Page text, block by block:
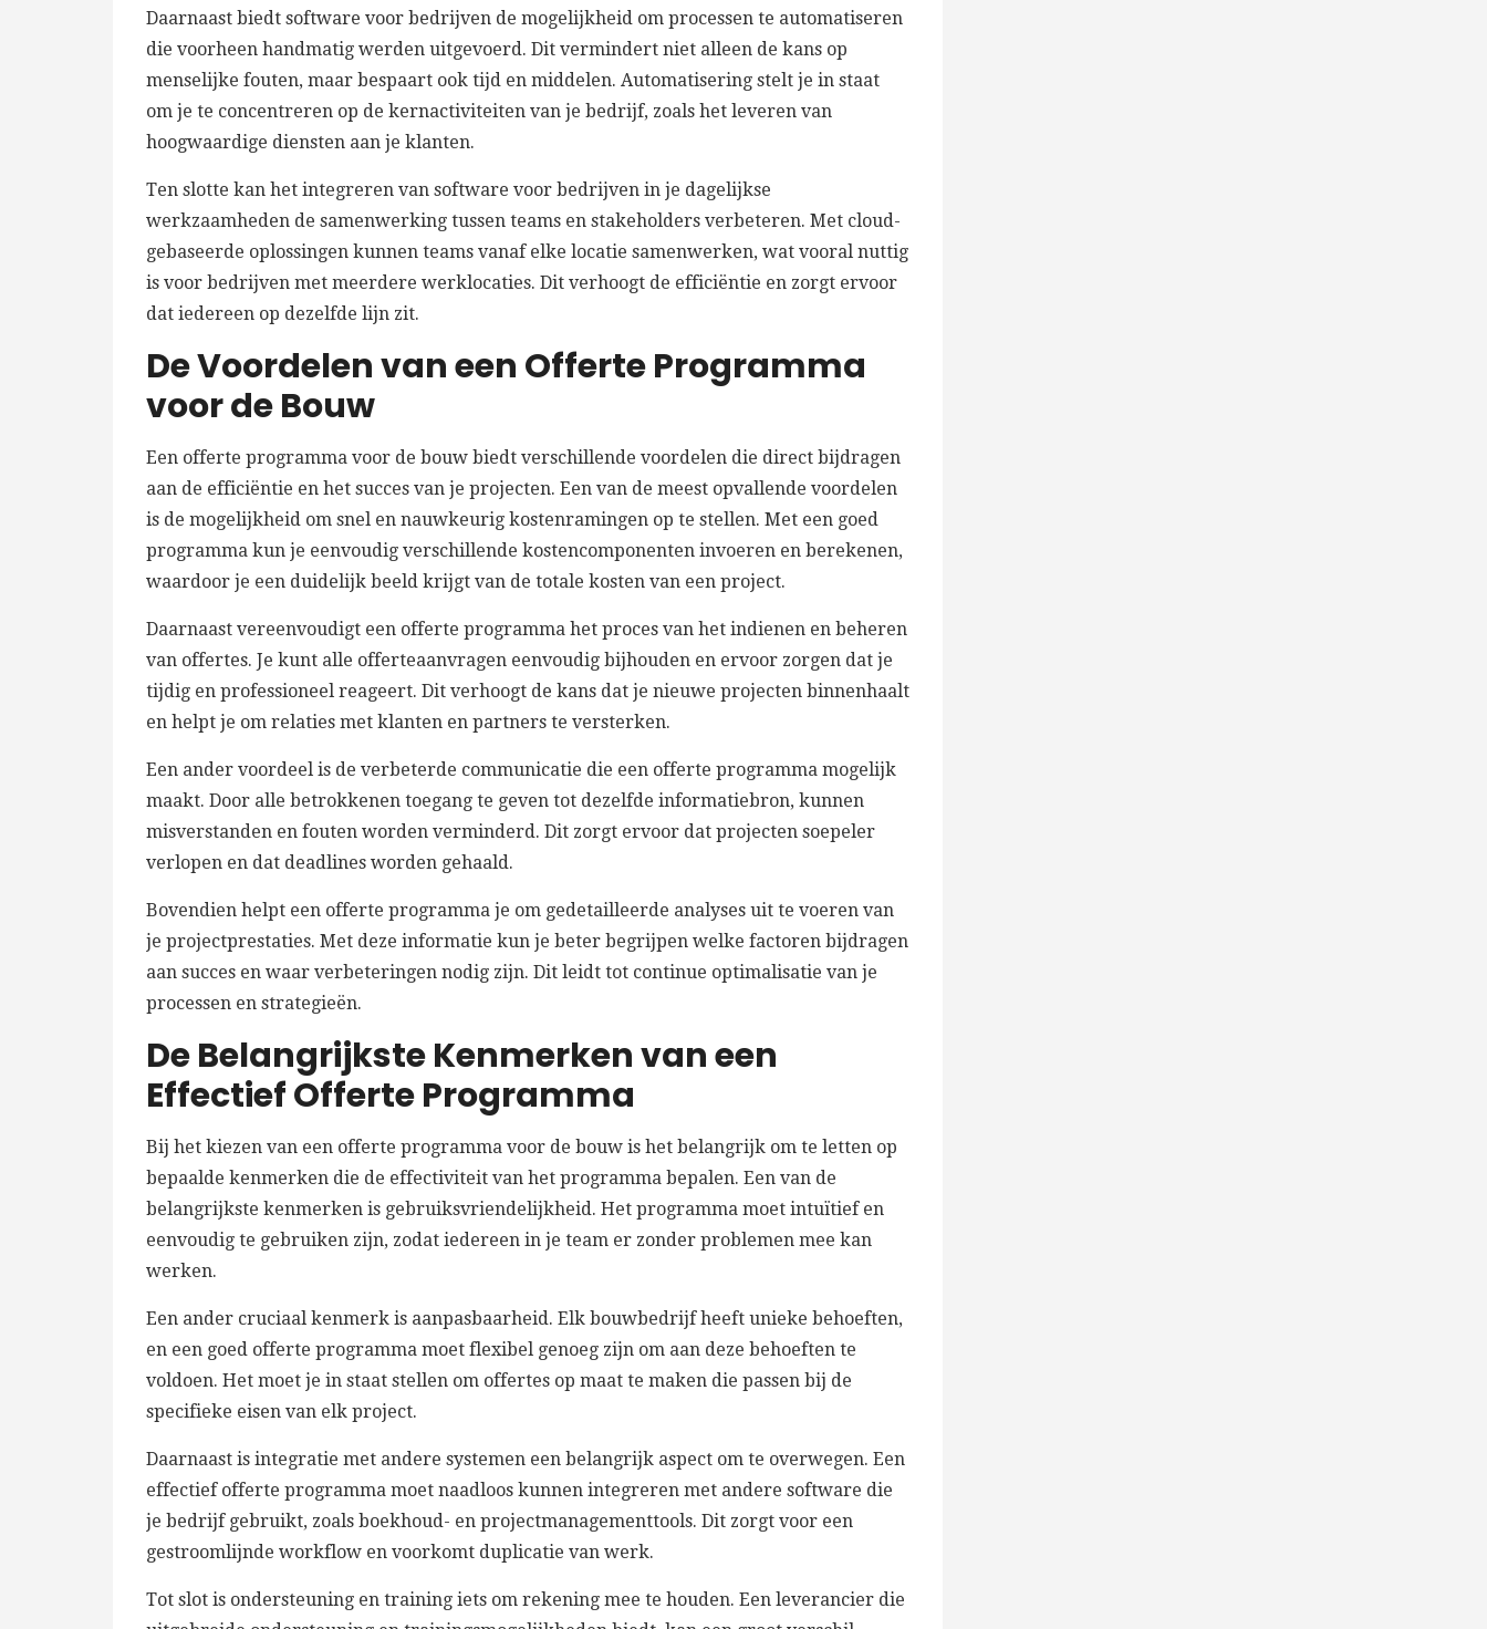
Daarnaast biedt software voor bedrijven de mogelijkheid om processen te automatiseren
die voorheen handmatig werden uitgevoerd. Dit vermindert niet alleen de kans op
menselijke fouten, maar bespaart ook tijd en middelen. Automatisering stelt je in staat
om je te concentreren op de kernactiviteiten van je bedrijf, zoals het leveren van
hoogwaardige diensten aan je klanten.
Ten slotte kan het integreren van software voor bedrijven in je dagelijkse
werkzaamheden de samenwerking tussen teams en stakeholders verbeteren. Met cloud-
gebaseerde oplossingen kunnen teams vanaf elke locatie samenwerken, wat vooral nuttig
is voor bedrijven met meerdere werklocaties. Dit verhoogt de efficiëntie en zorgt ervoor
dat iedereen op dezelfde lijn zit.
De Voordelen van een Offerte Programma
voor de Bouw
Een offerte programma voor de bouw biedt verschillende voordelen die direct bijdragen
aan de efficiëntie en het succes van je projecten. Een van de meest opvallende voordelen
is de mogelijkheid om snel en nauwkeurig kostenramingen op te stellen. Met een goed
programma kun je eenvoudig verschillende kostencomponenten invoeren en berekenen,
waardoor je een duidelijk beeld krijgt van de totale kosten van een project.
Daarnaast vereenvoudigt een offerte programma het proces van het indienen en beheren
van offertes. Je kunt alle offerteaanvragen eenvoudig bijhouden en ervoor zorgen dat je
tijdig en professioneel reageert. Dit verhoogt de kans dat je nieuwe projecten binnenhaalt
en helpt je om relaties met klanten en partners te versterken.
Een ander voordeel is de verbeterde communicatie die een offerte programma mogelijk
maakt. Door alle betrokkenen toegang te geven tot dezelfde informatiebron, kunnen
misverstanden en fouten worden verminderd. Dit zorgt ervoor dat projecten soepeler
verlopen en dat deadlines worden gehaald.
Bovendien helpt een offerte programma je om gedetailleerde analyses uit te voeren van
je projectprestaties. Met deze informatie kun je beter begrijpen welke factoren bijdragen
aan succes en waar verbeteringen nodig zijn. Dit leidt tot continue optimalisatie van je
processen en strategieën.
De Belangrijkste Kenmerken van een
Effectief Offerte Programma
Bij het kiezen van een offerte programma voor de bouw is het belangrijk om te letten op
bepaalde kenmerken die de effectiviteit van het programma bepalen. Een van de
belangrijkste kenmerken is gebruiksvriendelijkheid. Het programma moet intuïtief en
eenvoudig te gebruiken zijn, zodat iedereen in je team er zonder problemen mee kan
werken.
Een ander cruciaal kenmerk is aanpasbaarheid. Elk bouwbedrijf heeft unieke behoeften,
en een goed offerte programma moet flexibel genoeg zijn om aan deze behoeften te
voldoen. Het moet je in staat stellen om offertes op maat te maken die passen bij de
specifieke eisen van elk project.
Daarnaast is integratie met andere systemen een belangrijk aspect om te overwegen. Een
effectief offerte programma moet naadloos kunnen integreren met andere software die
je bedrijf gebruikt, zoals boekhoud- en projectmanagementtools. Dit zorgt voor een
gestroomlijnde workflow en voorkomt duplicatie van werk.
Tot slot is ondersteuning en training iets om rekening mee te houden. Een leverancier die